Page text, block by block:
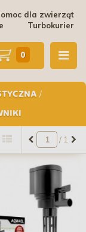
dla zwierząt
Turbokurier
/
0
/ 1